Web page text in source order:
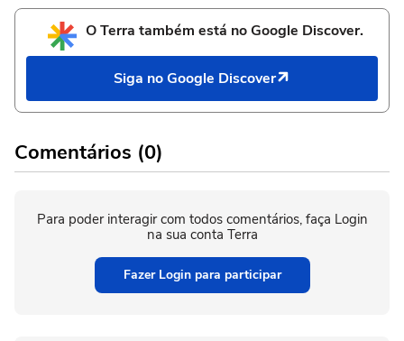
O Terra também está no Google Discover.
Siga no Google Discover
Comentários (0)
Para poder interagir com todos comentários, faça Login
na sua conta Terra
Fazer Login para participar